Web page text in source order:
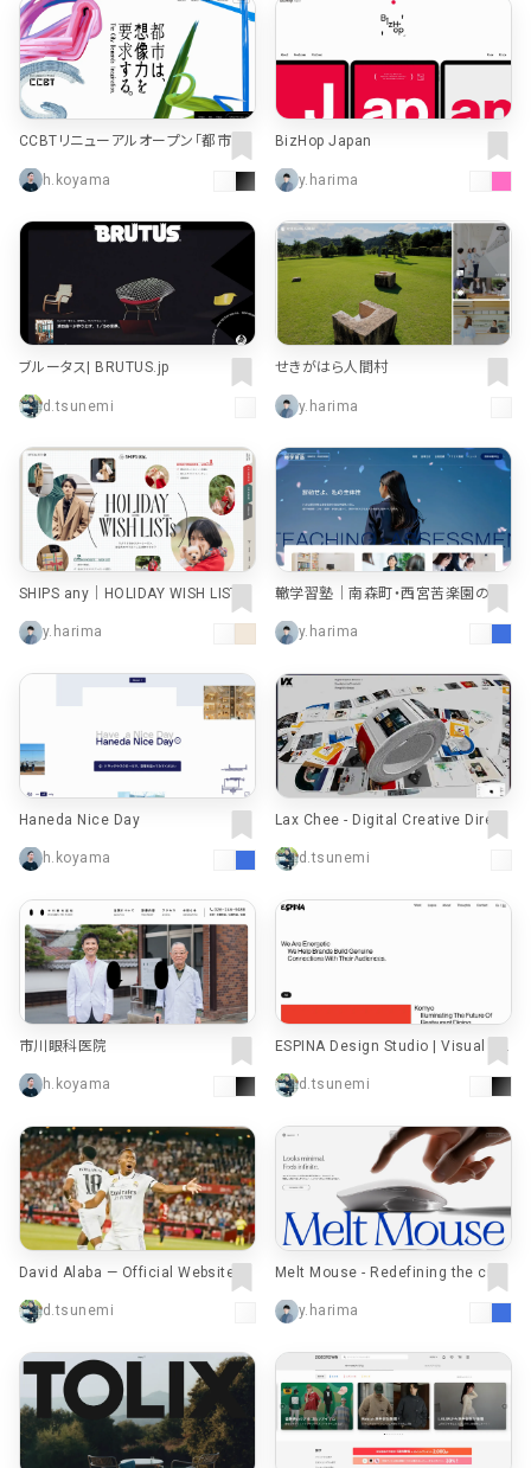
CCBTリニューアルオープン「都市は、
h.koyama
BizHop Japan
y.harima
ブルータス| BRUTUS.jp
d.tsunemi
せきがはら人間村
y.harima
SHIPS any｜HOLIDAY WISH LISTs
y.harima
轍学習塾｜南森町・西宮苦楽園の学
y.harima
Haneda Nice Day
h.koyama
Lax Chee - Digital Creative Direct
d.tsunemi
市川眼科医院
h.koyama
ESPINA Design Studio | Visual St
d.tsunemi
David Alaba — Official Website
d.tsunemi
Melt Mouse - Redefining the crea
y.harima